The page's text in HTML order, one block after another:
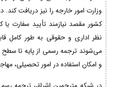
وزارت امور خارجه را نیز دریافت کند.
کشور مقصد نیازمند تأیید سفارت
نظر اداری و حقوقی به طور کامل
می‌شوند ترجمه رسمی از پایه تا سطح
و امکان استفاده در امور تحصیلی،